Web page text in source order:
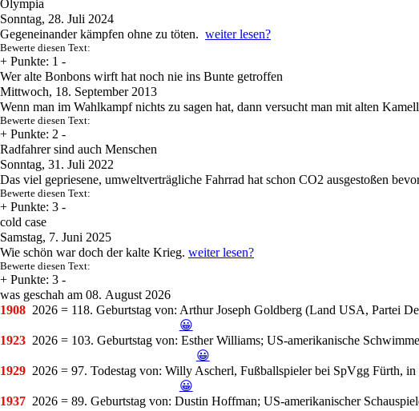
Olympia
Sonntag, 28. Juli 2024
Gegeneinander kämpfen ohne zu töten. weiter lesen?
Bewerte diesen Text:
+ Punkte: 1 -
Wer alte Bonbons wirft hat noch nie ins Bunte getroffen
Mittwoch, 18. September 2013
Wenn man im Wahlkampf nichts zu sagen hat, dann versucht man mit alten
Bewerte diesen Text:
+ Punkte: 2 -
Radfahrer sind auch Menschen
Sonntag, 31. Juli 2022
Das viel gepriesene, umweltverträgliche Fahrrad hat schon CO2 ausgestoßen
Bewerte diesen Text:
+ Punkte: 3 -
cold case
Samstag, 7. Juni 2025
Wie schön war doch der kalte Krieg. weiter lesen?
Bewerte diesen Text:
+ Punkte: 3 -
was geschah am 08. August 2026
1908 2026 = 118. Geburtstag von: Arthur Joseph Goldberg (Land USA, Partei
😀
1923 2026 = 103. Geburtstag von: Esther Williams; US-amerikanische
😀
1929 2026 = 97. Todestag von: Willy Ascherl, Fußballspieler bei SpVgg Fürth,
😀
1937 2026 = 89. Geburtstag von: Dustin Hoffman; US-amerikanischer